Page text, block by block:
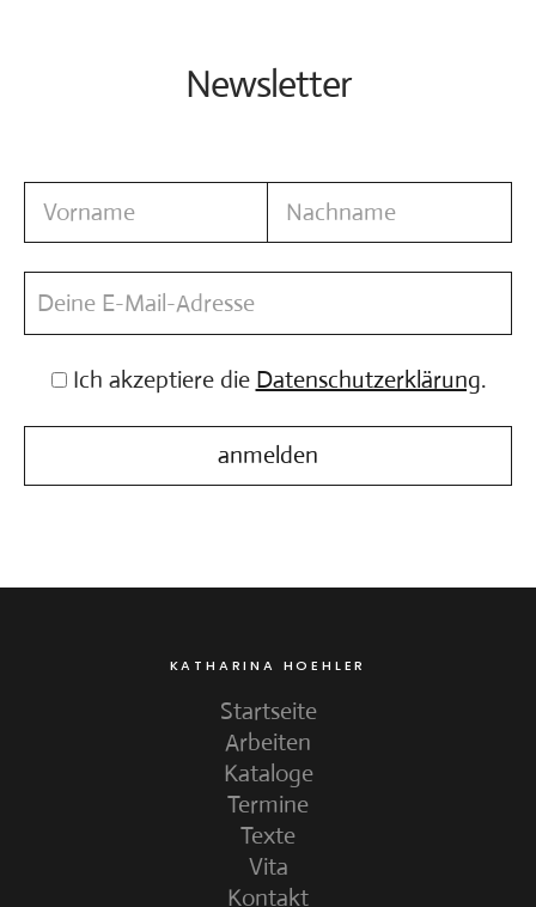
Newsletter
Ich akzeptiere die Datenschutzerklärung.
KATHARINA HOEHLER
Startseite
Arbeiten
Kataloge
Termine
Texte
Vita
Kontakt